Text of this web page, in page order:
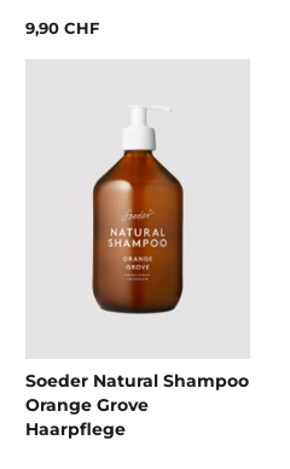
9,90 CHF
Soeder Natural Shampoo
Orange Grove
Haarpflege